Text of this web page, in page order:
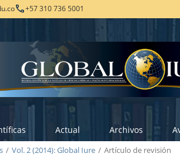
call+57 310 736 5001
Actual Archivos
/ Vol. 2 (2014): Global Iure / Artículo de revisión